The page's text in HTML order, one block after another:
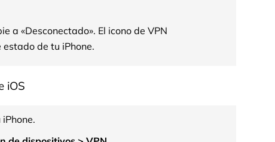
a «Desconectado». El icono de VPN
de tu iPhone.
iOS